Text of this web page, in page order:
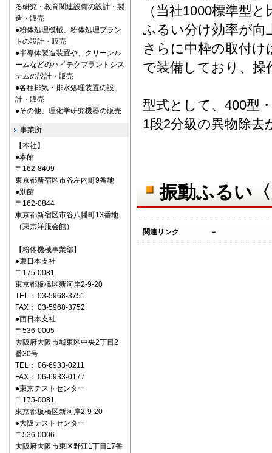
（当社1000標準型
ふるい分け効率が向
さらに中枠の取付
で装備しており、操
型式として、400型
1段2分級の異物除去
振動ふるい
関連リンク －
る研究・教育関連設備の設計・製
造・販売
●粉体処理機械、粉体処理プラン
トの設計・販売
●半導体製造装置や、クリーンル
ームなどのハイテクプラントシス
テムの設計・販売
●各種排気・排水処理装置の設
計・販売
●その他、理化学研究機器の販売
事業所
【本社】
●本館
〒162-8409
東京都新宿区市谷左内町9番地
●別館
〒162-0844
東京都新宿区市谷八幡町13番地
（東京洋服会館）
【粉体機械事業部】
●東日本支社
〒175-0081
東京都板橋区新河岸2-9-20
TEL： 03-5968-3751
FAX： 03-5968-3752
●西日本支社
〒536-0005
大阪府大阪市城東区中央2丁目2
番30号
TEL： 06-6933-0211
FAX： 06-6933-0177
●東京テストセンター
〒175-0081
東京都板橋区新河岸2-9-20
●大阪テストセンター
〒536-0006
大阪府大阪市東区野江1丁目17番